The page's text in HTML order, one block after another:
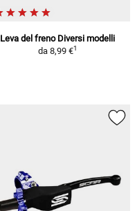
Leva del freno Diversi modelli
da 8,99 €1